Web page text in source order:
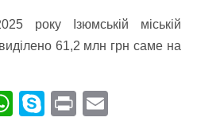
року Ізюмській міській
61,2 млн грн саме на
W S Pr